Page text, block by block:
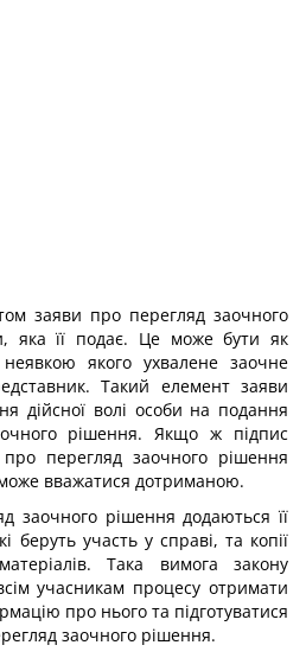
заяви про перегляд заочного
яка її подає. Це може бути як
неявкою якого ухвалене заочне
Такий елемент заяви
дійсної волі особи на подання
рішення. Якщо ж підпис
перегляд заочного рішення
може вважатися дотриманою.
заочного рішення додаються її
беруть участь у справі, та копії
Така вимога закону
учасникам процесу отримати
про нього та підготуватися
заочного рішення.